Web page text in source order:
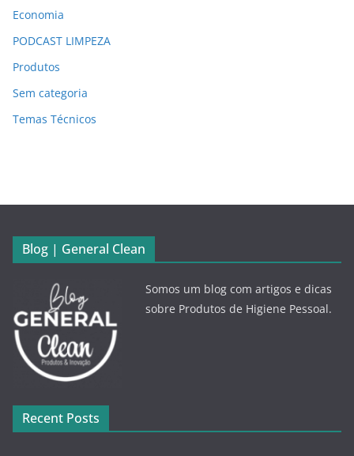
Economia
PODCAST LIMPEZA
Produtos
Sem categoria
Temas Técnicos
Blog | General Clean
Somos um blog com artigos e dicas
sobre Produtos de Higiene Pessoal.
Recent Posts